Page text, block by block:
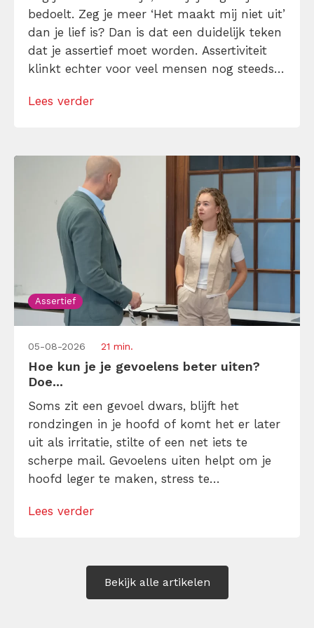
bedoelt. Zeg je meer ‘Het maakt mij niet uit’
dan je lief is? Dan is dat een duidelijk teken
dat je assertief moet worden. Assertiviteit
klinkt echter voor veel mensen nog steeds
maar dat is niet zo. Assertiviteit draait juist
Lees verder
Assertief
05-08-2026 21 min.
Hoe kun je je gevoelens beter uiten?
Doe...
Soms zit een gevoel dwars, blijft het
rondzingen in je hoofd of komt het er later
uit als irritatie, stilte of een net iets te
scherpe mail. Gevoelens uiten helpt om je
hoofd leger te maken, stress te
Maar hoe doe je dat zonder drama, verwijt
Lees verder
Bekijk alle artikelen